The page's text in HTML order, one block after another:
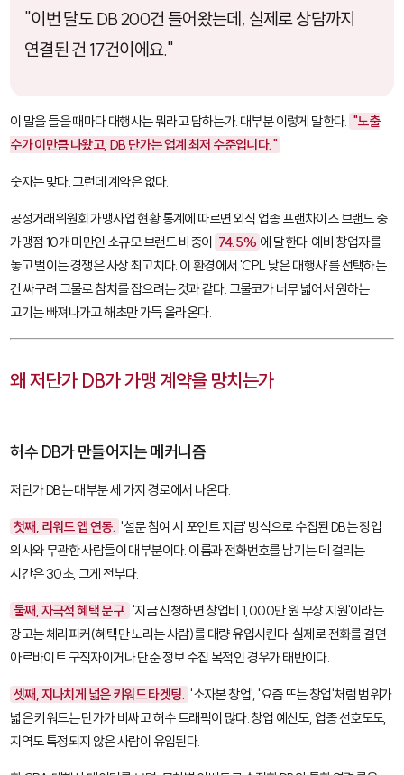
"이번 달도 DB 200건 들어왔는데, 실제로 상담까지
연결된 건 17건이에요."
이 말을 들을 때마다 대행사는 뭐라고 답하는가. 대부분 이렇게 말한다. "노출
수가 이만큼 나왔고, DB 단가는 업계 최저 수준입니다."
숫자는 맞다. 그런데 계약은 없다.
공정거래위원회 가맹사업 현황 통계에 따르면 외식 업종 프랜차이즈 브랜드 중
가맹점 10개 미만인 소규모 브랜드 비중이
74.5% 에 달한다. 예비 창업자를
놓고 벌이는 경쟁은 사상 최고치다. 이 환경에서 'CPL 낮은 대행사'를 선택하는
건 싸구려 그물로 참치를 잡으려는 것과 같다. 그물코가 너무 넓어서 원하는
고기는 빠져나가고 해초만 가득 올라온다.
왜 저단가 DB가 가맹 계약을 망치는가
허수 DB가 만들어지는 메커니즘
저단가 DB는 대부분 세 가지 경로에서 나온다.
첫째, 리워드 앱 연동. '설문 참여 시 포인트 지급' 방식으로 수집된 DB는 창업
의사와 무관한 사람들이 대부분이다. 이름과 전화번호를 남기는 데 걸리는
시간은 30초, 그게 전부다.
둘째, 자극적 혜택 문구. '지금 신청하면 창업비 1,000만 원 무상 지원'이라는
광고는 체리피커(혜택만 노리는 사람)를 대량 유입시킨다. 실제로 전화를 걸면
아르바이트 구직자이거나 단순 정보 수집 목적인 경우가 태반이다.
셋째, 지나치게 넓은 키워드 타겟팅. '소자본 창업', '요즘 뜨는 창업'처럼 범위가
넓은 키워드는 단가가 비싸고 허수 트래픽이 많다. 창업 예산도, 업종 선호도도,
지역도 특정되지 않은 사람이 유입된다.